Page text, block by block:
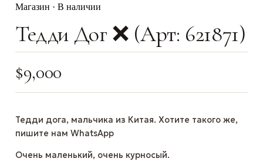
Магазин · В наличии
Тедди Дог ❌ (Арт: 621871)
$9,000
Тедди дога, мальчика из Китая. Хотите такого же,
пишите нам WhatsApp
Очень маленький, очень курносый.